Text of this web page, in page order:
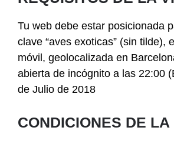
Tu web debe estar posicionada
clave “aves exoticas” (sin tilde),
móvil, geolocalizada en
abierta de incógnito a las 22:00
de Julio de 2018
CONDICIONES DE LA